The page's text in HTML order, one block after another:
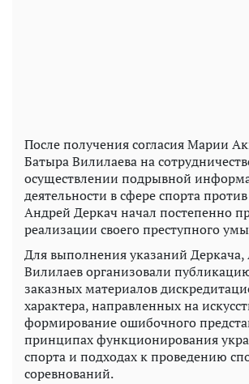
После получения согласия Марии
Батыра Вилилаева на
осуществлении подрывной
деятельности в сфере спорта
Андрей Деркач начал постепенно
реализации своего преступного
Для выполнения указаний
Вилилаев организовали
заказных материалов
характера, направленных на
формирование ошибочного
принципах функционирования
спорта и подходах к проведению
соревнований.